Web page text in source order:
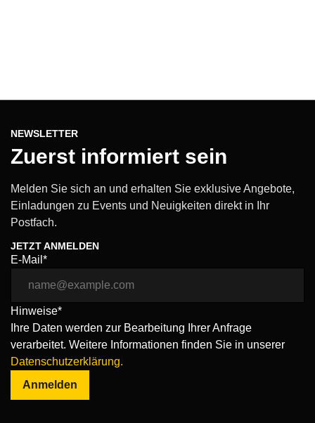
NEWSLETTER
Zuerst informiert sein
Melden Sie sich an und erhalten Sie exklusive Angebote,
Einladungen zu Events und Neuigkeiten direkt in Ihr
Postfach.
JETZT ANMELDEN
E-Mail*
Hinweise*
Ihre Daten werden zur Bearbeitung Ihrer Anfrage
verarbeitet. Weitere Informationen finden Sie in unserer
Datenschutzerklärung.
Anmelden